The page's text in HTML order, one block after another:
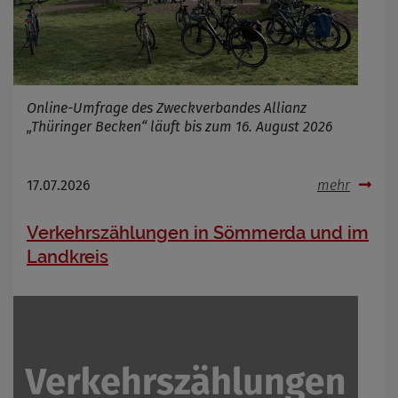
Online-Umfrage des Zweckverbandes Allianz
„Thüringer Becken“ läuft bis zum 16. August 2026
17.07.2026 mehr
Verkehrszählungen in Sömmerda und im
Landkreis
Cookie Laufzeit
Infos schließen